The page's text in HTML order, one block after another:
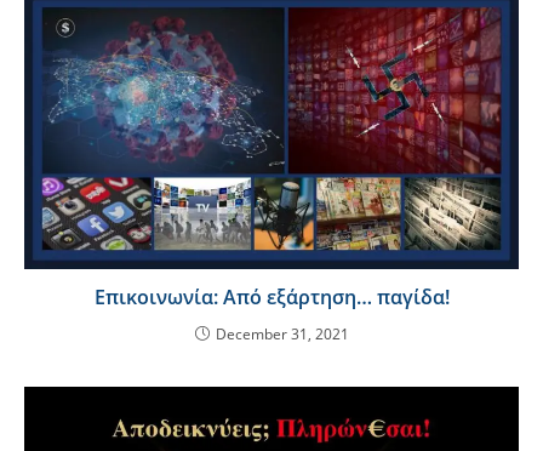
Επικοινωνία: Από εξάρτηση… παγίδα!
December 31, 2021